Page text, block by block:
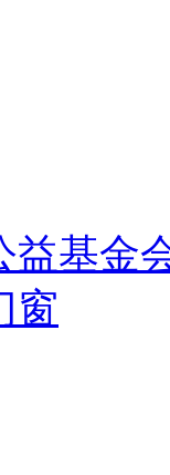
益基金
窗